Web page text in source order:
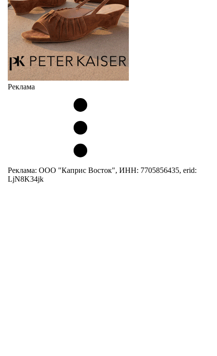
05.08.2026 2825
Реклама
Реклама: ООО "Каприс Восток", ИНН: 7705856435, erid:
LjN8K34jk